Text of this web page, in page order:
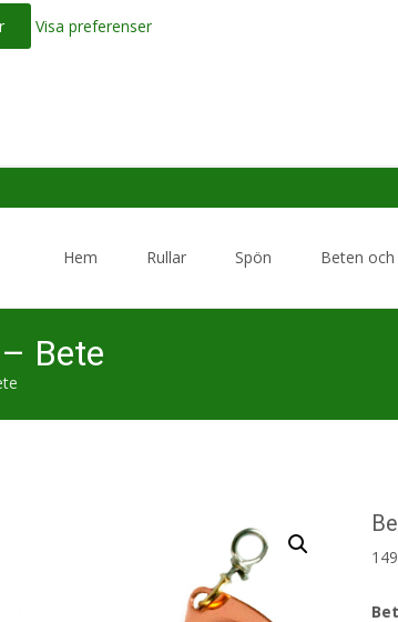
Visa preferenser
Hem Rullar Spön Beten
Bete